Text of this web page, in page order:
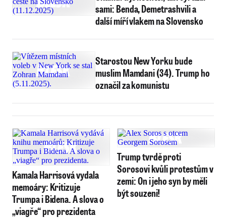
sami: Benda, Demetrashvili a
další míří vlakem na Slovensko
Starostou New Yorku bude
muslim Mamdani (34). Trump ho
označil za komunistu
Kamala Harrisová vydala
memoáry: Kritizuje
Trumpa i Bidena. A slova o
„viagře“ pro prezidenta
Trump tvrdě proti
Sorosovi kvůli protestům v
zemi: On i jeho syn by měli
být souzeni!